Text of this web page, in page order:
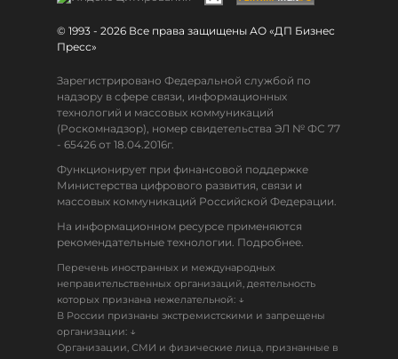
© 1993 - 2026 Все права защищены АО «ДП Бизнес
Пресс»
Зарегистрировано Федеральной службой по
надзору в сфере связи, информационных
технологий и массовых коммуникаций
(Роскомнадзор), номер свидетельства ЭЛ № ФС 77
- 65426 от 18.04.2016г.
Функционирует при финансовой поддержке
Министерства цифрового развития, связи и
массовых коммуникаций Российской Федерации.
На информационном ресурсе применяются
рекомендательные технологии. Подробнее.
Перечень иностранных и международных
неправительственных организаций, деятельность
которых признана нежелательной: ↓
В России признаны экстремистскими и запрещены
организации: ↓
Организации, СМИ и физические лица, признанные в